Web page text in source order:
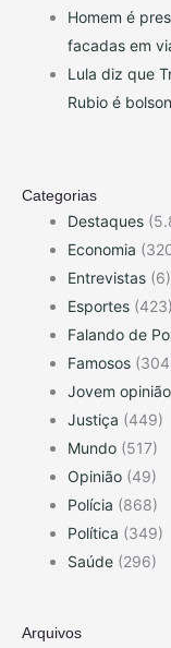
Homem é
facadas em
Lula diz que
Rubio é
Categorias
Destaques
Economia
Entrevistas (6)
Esportes (423)
Falando de
Famosos
Jovem opinião
Justiça (449)
Mundo (517)
Opinião (49)
Polícia (868)
Política (349)
Saúde (296)
Arquivos